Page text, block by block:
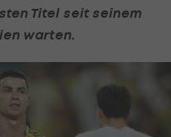
Titel seit seinem
warten.